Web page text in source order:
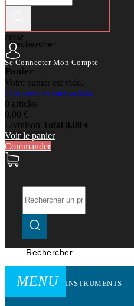
Rechercher
close
Se Connecter Mon Compte
Panier
Votre panier est vide.
Commencer mes achats
0 articles
0,00 €
Livraison Total 0,00 €
Voir le panier
Commander
Rechercher
MENU INSTRUMENTS